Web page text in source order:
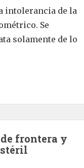
intolerancia de la
Se
solamente de lo
frontera y